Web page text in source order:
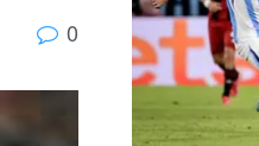
0